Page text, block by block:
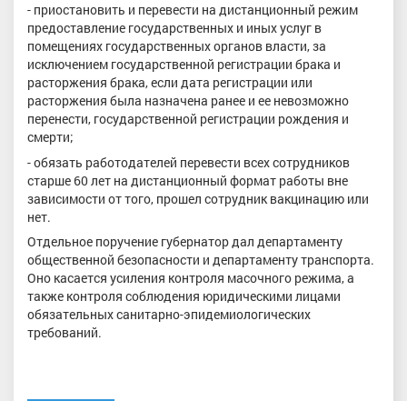
- приостановить и перевести на дистанционный режим
предоставление государственных и иных услуг в
помещениях государственных органов власти, за
исключением государственной регистрации брака и
расторжения брака, если дата регистрации или
расторжения была назначена ранее и ее невозможно
перенести, государственной регистрации рождения и
смерти;
- обязать работодателей перевести всех сотрудников
старше 60 лет на дистанционный формат работы вне
зависимости от того, прошел сотрудник вакцинацию или
нет.
Отдельное поручение губернатор дал департаменту
общественной безопасности и департаменту транспорта.
Оно касается усиления контроля масочного режима, а
также контроля соблюдения юридическими лицами
обязательных санитарно-эпидемиологических
требований.